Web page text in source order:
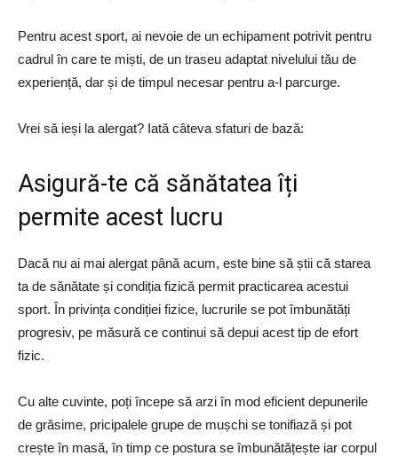
Pentru acest sport, ai nevoie de un echipament potrivit pentru
cadrul în care te miști, de un traseu adaptat nivelului tău de
experiență, dar și de timpul necesar pentru a-l parcurge.
Vrei să ieși la alergat? Iată câteva sfaturi de bază:
Asigură-te că sănătatea îți
permite acest lucru
Dacă nu ai mai alergat până acum, este bine să știi că starea
ta de sănătate și condiția fizică permit practicarea acestui
sport. În privința condiției fizice, lucrurile se pot îmbunătăți
progresiv, pe măsură ce continui să depui acest tip de efort
fizic.
Cu alte cuvinte, poți începe să arzi în mod eficient depunerile
de grăsime, pricipalele grupe de mușchi se tonifiază și pot
crește în masă, în timp ce postura se îmbunătățește iar corpul